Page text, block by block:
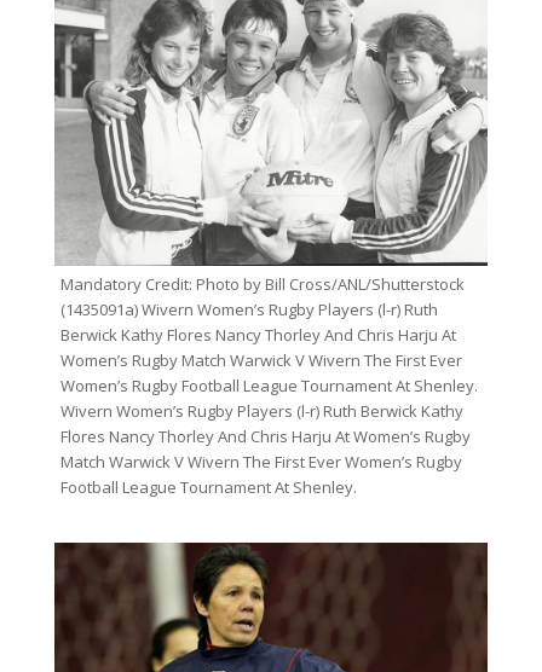
Mandatory Credit: Photo by Bill Cross/ANL/Shutterstock
(1435091a) Wivern Women’s Rugby Players (l-r) Ruth
Berwick Kathy Flores Nancy Thorley And Chris Harju At
Women’s Rugby Match Warwick V Wivern The First Ever
Women’s Rugby Football League Tournament At Shenley.
Wivern Women’s Rugby Players (l-r) Ruth Berwick Kathy
Flores Nancy Thorley And Chris Harju At Women’s Rugby
Match Warwick V Wivern The First Ever Women’s Rugby
Football League Tournament At Shenley.